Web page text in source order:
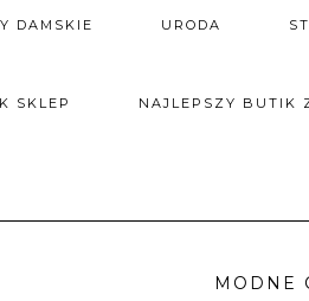
DAMSKIE URODA
SKLEP NAJLEPSZY BUTIK
MODNE